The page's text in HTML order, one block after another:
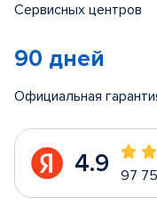
Сервисных центров
90 дней
Официальная
4.9 97